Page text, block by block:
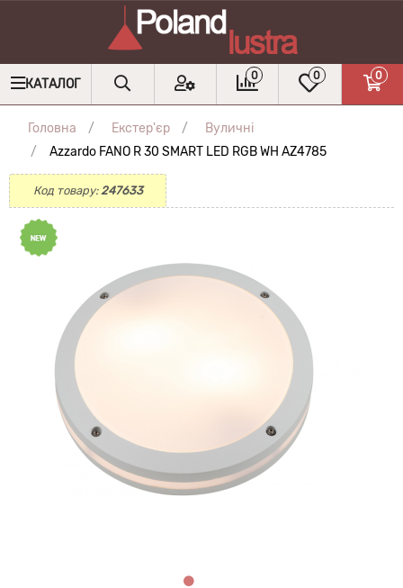
КАТАЛОГ
0 0 0
Головна Екстер'єр
Вуличні
Azzardo FANO R 30 SMART LED RGB WH AZ4785
Код товару:247633